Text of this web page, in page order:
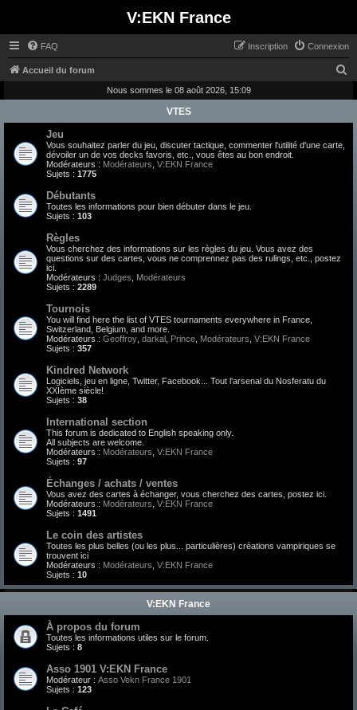
V:EKN France
FAQ Connexion
Inscription
Accueil du forum
Nous sommes le 08 août 2026, 15:09
VTES
Jeu
Vous souhaitez parler du jeu, discuter tactique, commenter l'utilité d'une carte,
dévoiler un de vos decks favoris, etc., vous êtes au bon endroit.
Modérateurs : Modérateurs V:EKN France
Sujets : 1775
Débutants
Toutes les informations pour bien débuter dans le jeu.
Sujets : 103
Règles
Vous cherchez des informations sur les règles du jeu. Vous avez des
questions sur des cartes, vous ne comprennez pas des rulings, etc., postez
ici.
Modérateurs : Judges
Modérateurs
Sujets : 2289
Tournois
You will find here the list of VTES tournaments everywhere in France,
Switzerland, Belgium, and more.
Modérateurs : Geoffroy darkal Prince Modérateurs V:EKN France
Sujets : 357
Kindred Network
Logiciels, jeu en ligne, Twitter, Facebook... Tout l'arsenal du Nosferatu du
XXIème siècle!
Sujets : 38
International section
This forum is dedicated to English speaking only.
All subjects are welcome.
Modérateurs : Modérateurs V:EKN France
Sujets : 97
Échanges / achats / ventes
Vous avez des cartes à échanger, vous cherchez des cartes, postez ici.
Modérateurs : Modérateurs V:EKN France
Sujets : 1491
Le coin des artistes
Toutes les plus belles (ou les plus... particulières) créations vampiriques se
trouvent ici
Modérateurs : Modérateurs V:EKN France
Sujets : 10
V:EKN France
À propos du forum
Toutes les informations utiles sur le forum.
Sujets : 8
Asso 1901 V:EKN France
Modérateur : Asso Vekn France 1901
Sujets : 123